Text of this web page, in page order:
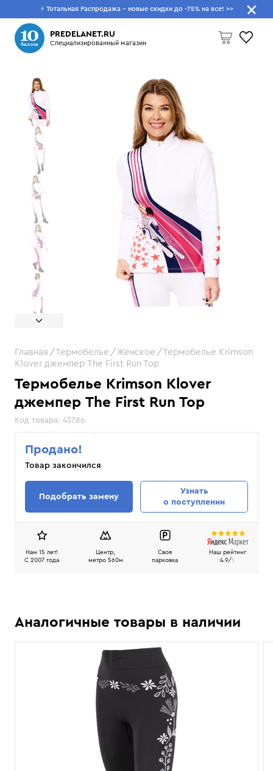
⚡ Тотальная Распродажа - новые скидки до -75% на все! >>
PREDELANET.RU
Специализированный магазин
Пусто
Что будем искать?
Термобелье Krimson Klover
джемпер The First Run Top
Код товара: 45786
Главная Термобелье Женское
Термобелье Krimson
Klover джемпер The First Run Top
Продано!
Товар закончился
Подобрать замену
Узнать
о поступлении
Нам 15 лет!
C 2007 года
Центр,
метро 560м
Своя
парковка
Наш рейтинг
4.9/5
Аналогичные товары в наличии